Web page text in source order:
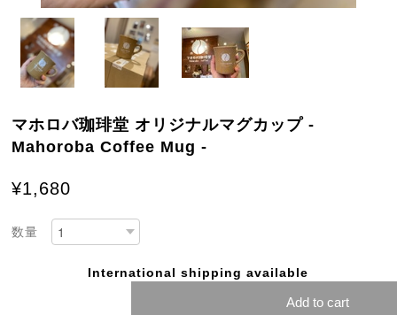
マホロバ珈琲堂 オリジナルマグカップ -
Mahoroba Coffee Mug -
¥1,680
数量
International shipping available
Add to cart